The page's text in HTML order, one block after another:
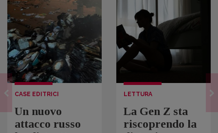
CASE EDITRICI
Un nuovo
attacco russo
LETTURA
La Gen Z sta
riscoprendo la